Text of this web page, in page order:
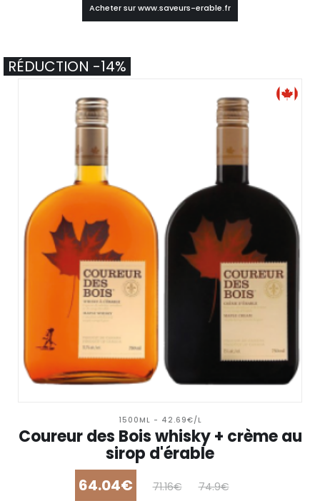
Acheter sur www.saveurs-erable.fr
1500ML - 42.69€/L
Coureur des Bois whisky + crème au
sirop d'érable
64.04€ 71.16€ 74.9€
RÉDUCTION -14%